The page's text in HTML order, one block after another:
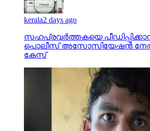
kerala2 days ago
സഹപ്രവര്‍ത്തകയെ പീഡിപ്പിക്കാന്‍
പൊലീസ് അസോസിയേഷന്‍
കേസ്